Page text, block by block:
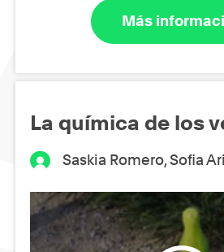
Más
La química de los
Saskia Romero, Sofia